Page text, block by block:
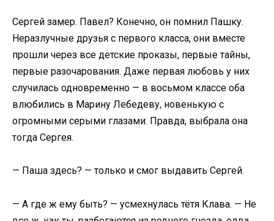
Сергей замер. Павел? Конечно, он помнил Пашку.
Неразлучные друзья с первого класса, они вместе
прошли через все детские проказы, первые тайны,
первые разочарования. Даже первая любовь у них
случилась одновременно — в восьмом классе оба
влюбились в Марину Лебедеву, новенькую с
огромными серыми глазами. Правда, выбрала она
тогда Сергея.
— Паша здесь? — только и смог выдавить Сергей.
— А где ж ему быть? — усмехнулась тётя Клава. — Не